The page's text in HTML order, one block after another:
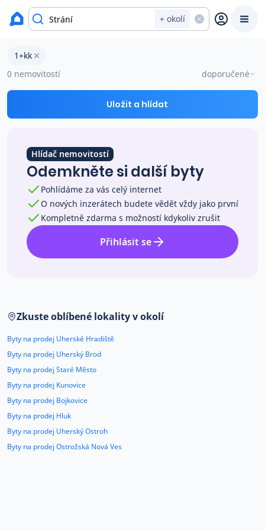
+ okolí
Prodat
Prodej s Reas.cz
Ceny prodaných nemovitostí
Okamžitý výkup
Přehled realitních makléřů
O nás
Kariéra
Kontakt
okres Uherské Hradiště
Byty 1+kk na prodej Strání
1+kk
0 nemovitostí
doporučené
Uložit a hlídat
Hlídač nemovitostí
Odemkněte si další byty
Pohlídáme za vás celý internet
O nových inzerátech budete vědět vždy jako první
Kompletně zdarma s možností kdykoliv zrušit
Přihlásit se
Zkuste oblíbené lokality v okolí
Byty na prodej Uherské Hradiště
Byty na prodej Uherský Brod
Byty na prodej Staré Město
Byty na prodej Kunovice
Byty na prodej Bojkovice
Byty na prodej Hluk
Byty na prodej Uherský Ostroh
Byty na prodej Ostrožská Nová Ves